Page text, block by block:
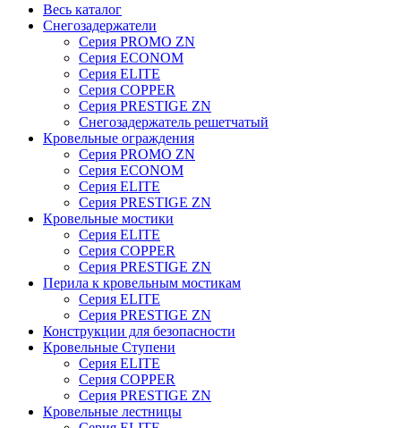
Весь каталог
Снегозадержатели
Серия PROMO ZN
Серия ECONOM
Серия ELITE
Серия COPPER
Серия PRESTIGE ZN
Снегозадержатель решетчатый
Кровельные ограждения
Серия PROMO ZN
Серия ECONOM
Серия ELITE
Серия PRESTIGE ZN
Кровельные мостики
Серия ELITE
Серия COPPER
Серия PRESTIGE ZN
Перила к кровельным мостикам
Серия ELITE
Серия PRESTIGE ZN
Конструкции для безопасности
Кровельные Ступени
Серия ELITE
Серия COPPER
Серия PRESTIGE ZN
Кровельные лестницы